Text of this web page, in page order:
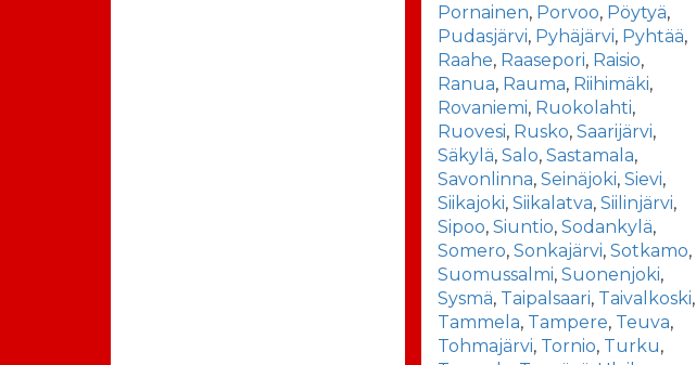
Pornainen, Porvoo, Pöytyä,
Pudasjärvi, Pyhäjärvi, Pyhtää,
Raahe, Raasepori, Raisio,
Ranua, Rauma, Riihimäki,
Rovaniemi, Ruokolahti,
Ruovesi, Rusko,Saarijärvi,
Säkylä,Salo,Sastamala,
Savonlinna,Seinäjoki,Sievi,
Siikajoki,Siikalatva,Siilinjärvi,
Sipoo,Siuntio,Sodankylä,
Somero,Sonkajärvi,Sotkamo,
Suomussalmi,Suonenjoki,
Sysmä, Taipalsaari, Taivalkoski,
Tammela, Tampere, Teuva,
Tohmajärvi, Tornio, Turku,